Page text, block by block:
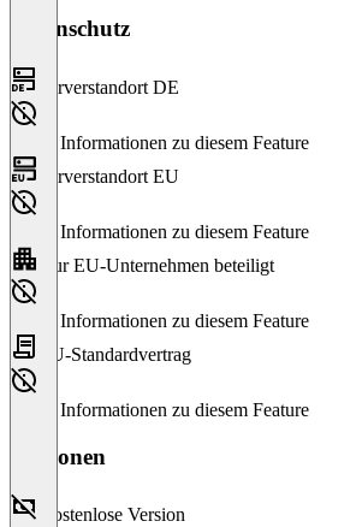
Datenschutz
Serverstandort DE
Keine Informationen zu diesem Feature
Serverstandort EU
Keine Informationen zu diesem Feature
Nur EU-Unternehmen beteiligt
Keine Informationen zu diesem Feature
EU-Standardvertrag
Keine Informationen zu diesem Feature
Versionen
Kostenlose Version